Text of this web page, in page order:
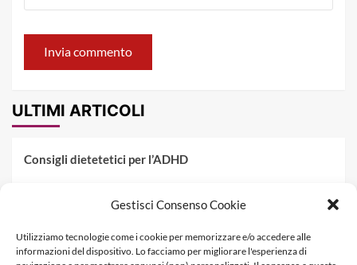
Gestisci Consenso Cookie
Utilizziamo tecnologie come i cookie per memorizzare e/o accedere alle
informazioni del dispositivo. Lo facciamo per migliorare l'esperienza di
ULTIMI ARTICOLI
Consigli dietetetici per l’ADHD
Fenilchetonuria